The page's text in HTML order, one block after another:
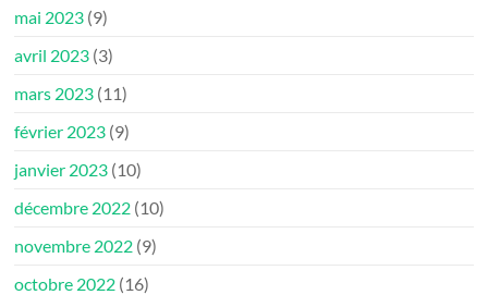
mai 2023 (9)
avril 2023 (3)
mars 2023 (11)
février 2023 (9)
janvier 2023 (10)
décembre 2022 (10)
novembre 2022 (9)
octobre 2022 (16)